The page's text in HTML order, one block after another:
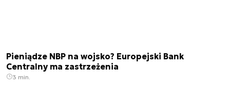
Pieniądze NBP na wojsko? Europejski Bank
Centralny ma zastrzeżenia
3 min.